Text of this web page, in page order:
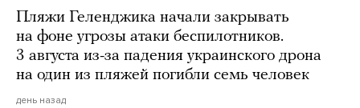
Пляжи Геленджика начали закрывать
на фоне угрозы атаки беспилотников.
3 августа из-за падения украинского дрона
на один из пляжей погибли семь человек
день назад